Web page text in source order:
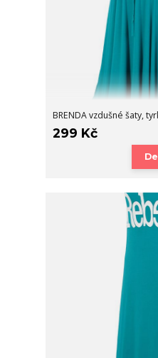
BRENDA vzdušné šaty,
299 Kč